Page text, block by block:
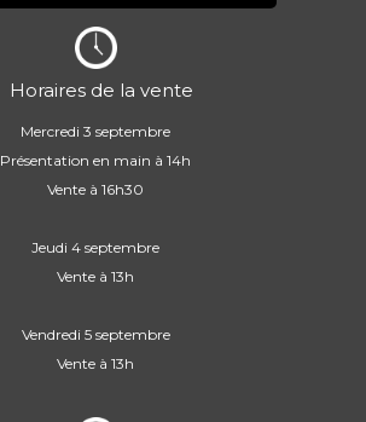
Horaires de la vente
Mercredi 3 septembre
Présentation en main à 14h
Vente à 16h30
Jeudi 4 septembre
Vente à 13h
Vendredi 5 septembre
Vente à 13h